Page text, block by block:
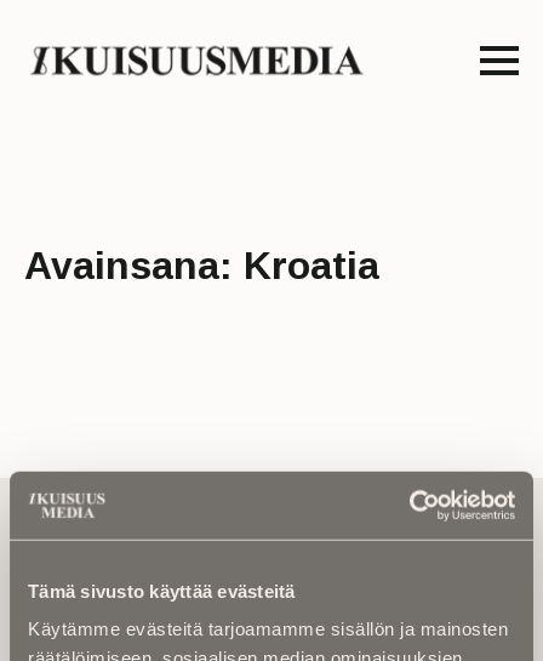
Tämä sivusto käyttää evästeitä
Käytämme evästeitä tarjoamamme sisällön ja mainosten
Avainsana: Kroatia
Tilaa uutiskirje - Pääset heti parhaiden
artikkelien pariin!
Kirjoita alle sähköpostiosoitteesi niin saat kaksi kertaa
etteivät kiinnostavat artikkelit jää huomaamatta.